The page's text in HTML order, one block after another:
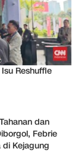
Reshuffle
dan
Febrie
di Kejagung